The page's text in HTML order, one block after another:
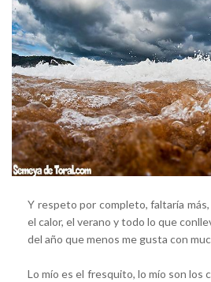
Y respeto por completo, faltaría
el calor, el verano y todo lo que
del año que menos me gusta con
Lo mío es el fresquito, lo mío son los